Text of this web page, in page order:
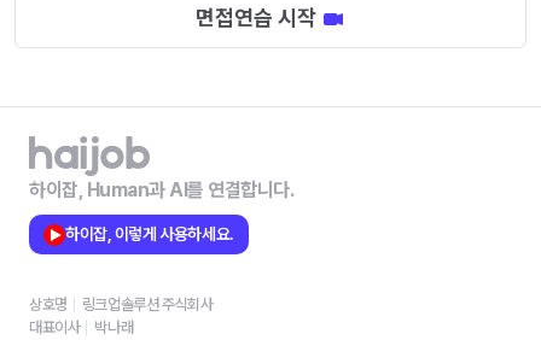
면접연습 시작
하이잡, Human과 AI를 연결합니다.
하이잡, 이렇게 사용하세요.
상호명
링크업솔루션 주식회사
대표이사
박나래